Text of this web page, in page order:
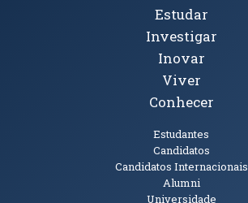
Tópicos Principais
Estudar
Investigar
Inovar
Viver
Conhecer
Estudantes
Candidatos
Candidatos Internacionais
Alumni
Universidade